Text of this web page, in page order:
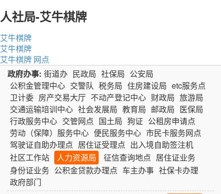
人社局-艾牛棋牌
艾牛棋牌
艾牛棋牌
艾牛棋牌 网点
政府办事: 街道办 民政局 社保局 公安局
公积金管理中心 交警队 税务局 住房建设局 etc服务点
卫计委 房产交易大厅 不动产登记中心 财政局 旅游局
交通运输培训中心 社会发展局 教育局 邮政局 医保局
行政服务中心 交管网点 国土局 狗证 公租房申请点
劳动（保障）服务中心 便民服务中心 市民卡服务网点
驾驶证自助办理点 居住证受理点 出入境自助签注机
社区工作站
人力资源局 征信查询地点 居住证业务
身份证业务 公积金贷款办理点 车主办事 社保卡办理
政府部门